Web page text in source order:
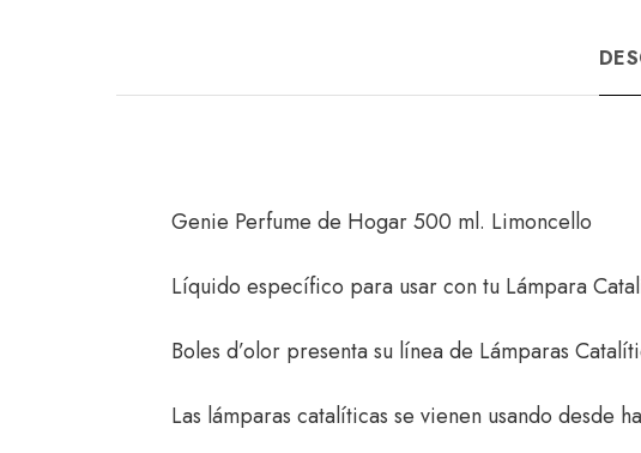
Genie Perfume de Hogar 500 ml. Limoncello
Líquido específico para usar con tu Lámpara
Boles d’olor presenta su línea de Lámparas
Las lámparas catalíticas se vienen usando desde